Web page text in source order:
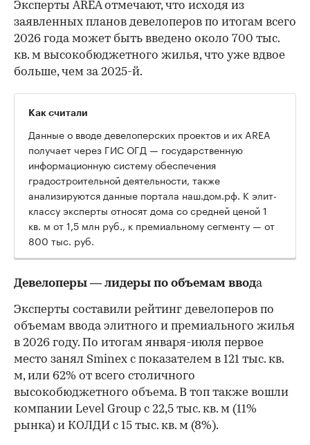
Эксперты AREA отмечают, что исходя из
заявленных планов девелоперов по итогам всего
2026 года может быть введено около 700 тыс.
кв. м высокобюджетного жилья, что уже вдвое
больше, чем за 2025-й.
Как считали
Данные о вводе девелоперских проектов и их AREA
получает через ГИС ОГД — государственную
информационную систему обеспечения
градостроительной деятельности, также
анализируются данные портала наш.дом.рф. К элит-
классу эксперты относят дома со средней ценой 1
кв. м от 1,5 млн руб., к премиальному сегменту — от
800 тыс. руб.
00:00
Девелоперы — лидеры по объемам ввода
Эксперты составили рейтинг девелоперов по
объемам ввода элитного и премиального жилья
в 2026 году. По итогам января-июля первое
место занял Sminex с показателем в 121 тыс. кв.
м, или 62% от всего столичного
высокобюджетного объема. В топ также вошли
компании Level Group с 22,5 тыс. кв. м (11%
рынка) и КОЛДИ с 15 тыс. кв. м (8%).